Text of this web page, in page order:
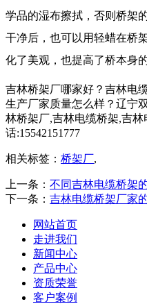
学品的湿布擦拭，否则桥架
干净后，也可以用轻蜡在桥
化了美观，也提高了桥本身
吉林桥架厂哪家好？吉林电
生产厂家质量怎么样？辽宁
林桥架厂,吉林电缆桥架,吉
话:15542151777
相关标签： 桥架厂,
上一条： 不同吉林电缆桥架
下一条： 吉林电缆桥架厂家
网站首页
走进我们
新闻中心
产品中心
资质荣誉
客户案例